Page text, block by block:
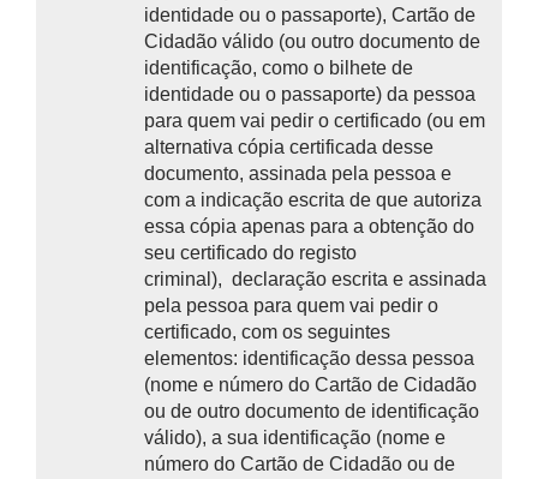
identidade ou o passaporte), Cartão de
Cidadão válido (ou outro documento de
identificação, como o bilhete de
identidade ou o passaporte) da pessoa
para quem vai pedir o certificado (ou em
alternativa cópia certificada desse
documento, assinada pela pessoa e
com a indicação escrita de que autoriza
essa cópia apenas para a obtenção do
seu certificado do registo
criminal), declaração escrita e assinada
pela pessoa para quem vai pedir o
certificado, com os seguintes
elementos: identificação dessa pessoa
(nome e número do Cartão de Cidadão
ou de outro documento de identificação
válido), a sua identificação (nome e
número do Cartão de Cidadão ou de